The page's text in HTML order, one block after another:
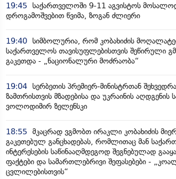
19:45 საქართველოში 9-11 აგვისტოს
დროგამოშვებით წვიმა, ზოგან ძლიერი
19:40 სიმბოლურია, რომ კობახიძის
საქართველოს თავისუფლებისთვის შეწირული
გაკეთდა - „ნაციონალური მოძრაობა“
19:04 სერბეთის პრემიერ-მინისტრთან
ზამთრისთვის მზადებისა და უკრაინის აღდგენის
ვოლოდიმირ ზელენსკი
18:55 მკაცრად ვგმობთ ირაკლი კობახიძის
გაკეთებულ განცხადებას, რომლითაც მან
ინტერესების საწინააღმდეგოდ შეგნებულად
ფაქტები და სამართლებრივი შეფასებები -
ცვლილებისთვის“